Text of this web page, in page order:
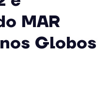
MAR
Globos